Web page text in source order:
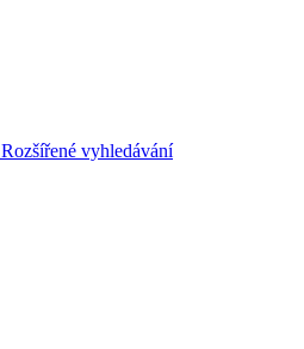
Rozšířené vyhledávání